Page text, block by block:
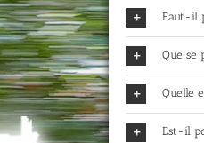
Faut-il
Que se
Quelle
Est-il